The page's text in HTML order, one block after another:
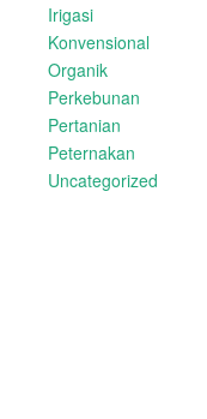
Irigasi
Konvensional
Organik
Perkebunan
Pertanian
Peternakan
Uncategorized